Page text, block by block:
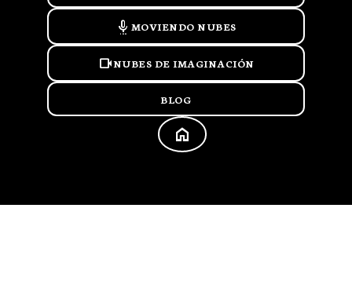
HOME
settings_voice MOVIENDO NUBES
videocamNUBES DE IMAGINACIÓN
BLOG